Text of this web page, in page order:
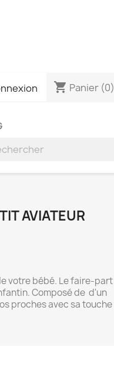
shopping_cart Panier (0)
AVIATEUR
votre bébé. Le faire-part
Composé de d'un
proches avec sa touche